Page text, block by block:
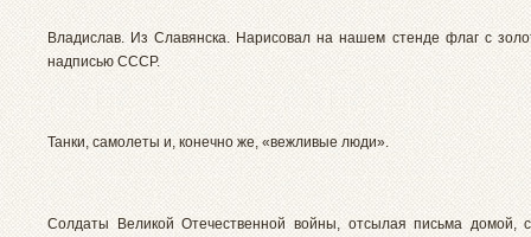
Владислав. Из Славянска. Нарисовал на нашем стенде флаг с
надписью СССР.
Танки, самолеты и, конечно же, «вежливые люди».
Солдаты Великой Отечественной войны, отсылая письма домой,